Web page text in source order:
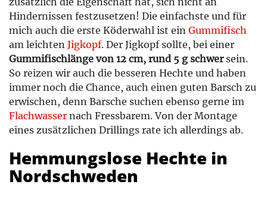
Hindernissen festzusetzen! Die einfachste und für
mich auch die erste Köderwahl ist ein Gummifisch
am leichten Jigkopf. Der Jigkopf sollte, bei einer
Gummifischlänge von 12 cm, rund 5 g schwersein.
So reizen wir auch die besseren Hechte und haben
immer noch die Chance, auch einen guten Barsch zu
erwischen, denn Barsche suchen ebenso gerne im
Flachwasser nach Fressbarem. Von der Montage
eines zusätzlichen Drillings rate ich allerdings ab.
Hemmungslose Hechte in
Nordschweden